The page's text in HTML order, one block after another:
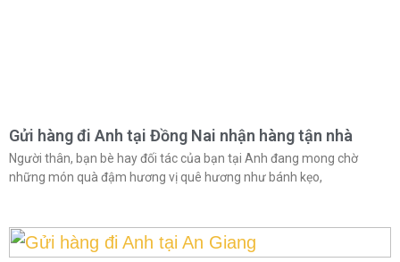
Gửi hàng đi Anh tại Đồng Nai nhận hàng tận nhà
Người thân, bạn bè hay đối tác của bạn tại Anh đang mong chờ
những món quà đậm hương vị quê hương như bánh kẹo,